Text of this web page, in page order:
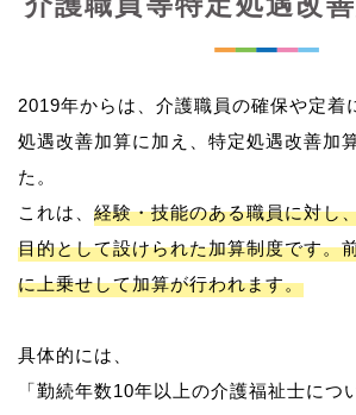
2019年からは、介護職員の確保や定着
処遇改善加算に加え、特定処遇改善加
た。
これは、 経験・技能のある職員に対し
目的として設けられた加算制度です。
に上乗せして加算が行われます。
具体的には、
「勤続年数10年以上の介護福祉士につ